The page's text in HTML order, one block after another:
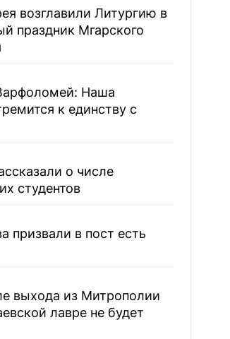
возглавили Литургию в
праздник Мгарского
Наша
к единству с
о числе
студентов
призвали в пост есть
выхода из Митрополии
лавре не будет